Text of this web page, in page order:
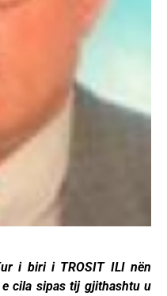
i biri i TROSIT ILI nën
e cila sipas tij gjithashtu u